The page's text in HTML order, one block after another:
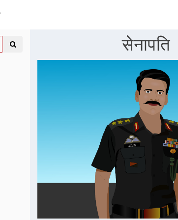
सेनापति